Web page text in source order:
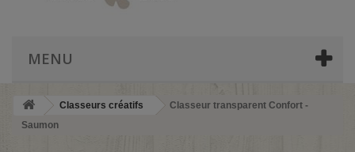
MENU
Classeurs créatifs
Classeur transparent Confort -
Saumon